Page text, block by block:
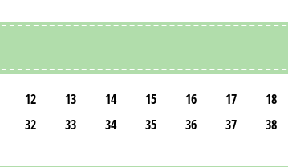
12 13 14 15 16 17 18
32 33 34 35 36 37 38